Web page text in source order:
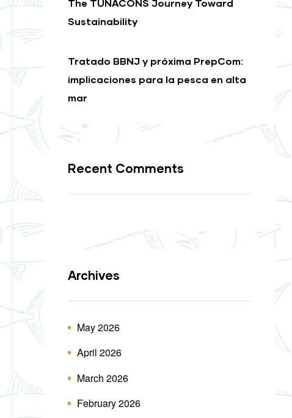
The TUNACONS Journey Toward
Sustainability
Tratado BBNJ y próxima PrepCom:
implicaciones para la pesca en alta
mar
Recent Comments
Archives
May 2026
April 2026
March 2026
February 2026